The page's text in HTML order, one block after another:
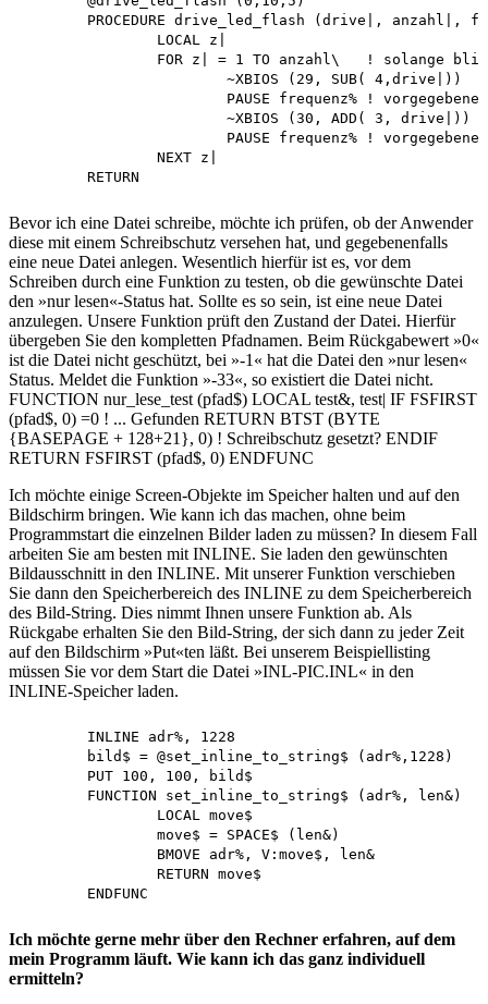
Bevor ich eine Datei schreibe, möchte ich prüfen, ob der Anwender
diese mit einem Schreibschutz versehen hat, und gegebenenfalls
eine neue Datei anlegen. Wesentlich hierfür ist es, vor dem
Schreiben durch eine Funktion zu testen, ob die gewünschte Datei
den »nur lesen«-Status hat. Sollte es so sein, ist eine neue Datei
anzulegen. Unsere Funktion prüft den Zustand der Datei. Hierfür
übergeben Sie den kompletten Pfadnamen. Beim Rückgabewert »0«
ist die Datei nicht geschützt, bei »-1« hat die Datei den »nur lesen«
Status. Meldet die Funktion »-33«, so existiert die Datei nicht.
FUNCTION nur_lese_test (pfad$) LOCAL test&, test| IF FSFIRST
(pfad$, 0) =0 ! ... Gefunden RETURN BTST (BYTE
{BASEPAGE + 128+21}, 0) ! Schreibschutz gesetzt? ENDIF
RETURN FSFIRST (pfad$, 0) ENDFUNC
Ich möchte einige Screen-Objekte im Speicher halten und auf den
Bildschirm bringen. Wie kann ich das machen, ohne beim
Programmstart die einzelnen Bilder laden zu müssen? In diesem Fall
arbeiten Sie am besten mit INLINE. Sie laden den gewünschten
Bildausschnitt in den INLINE. Mit unserer Funktion verschieben
Sie dann den Speicherbereich des INLINE zu dem Speicherbereich
des Bild-String. Dies nimmt Ihnen unsere Funktion ab. Als
Rückgabe erhalten Sie den Bild-String, der sich dann zu jeder Zeit
auf den Bildschirm »Put«ten läßt. Bei unserem Beispiellisting
müssen Sie vor dem Start die Datei »INL-PIC.INL« in den
INLINE-Speicher laden.
Ich möchte gerne mehr über den Rechner erfahren, auf dem
mein Programm läuft. Wie kann ich das ganz individuell
ermitteln?